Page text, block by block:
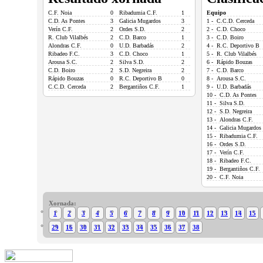
C.F. Noia 0 Ribadumia C.F.
1
C.D. As Pontes
3 Galicia Mugardos
3
Verín C.F.
2 Ordes S.D.
2
R. Club Vilalbés
2 C.D. Barco
1
Alondras C.F.
0 U.D. Barbadás
2
Ribadeo F.C.
3 C.D. Choco
1
Arousa S.C.
2 Silva S.D.
2
C.D. Boiro
2 S.D. Negreira
2
Rápido Bouzas
0 R.C. Deportivo B
0
C.C.D. Cerceda
2 Bergantiños C.F. 1
Equipo
1 - C.C.D. Cerceda
2 - C.D. Choco
3 - C.D. Boiro
4 - R.C. Deportivo B
5 - R. Club Vilalbés
6 - Rápido Bouzas
7 - C.D. Barco
8 - Arousa S.C.
9 - U.D. Barbadás
10 - C.D. As Pontes
11 - Silva S.D.
12 - S.D. Negreira
13 - Alondras C.F.
14 - Galicia Mugardos
15 - Ribadumia C.F.
16 - Ordes S.D.
17 - Verín C.F.
18 - Ribadeo F.C.
19 - Bergantiños C.F.
20 - C.F. Noia
Xornada:
1
2 3 4 5 6 7 8 9 10 11 12 13 14
15
29
16 30 31 32 33 34 35 36 37 38